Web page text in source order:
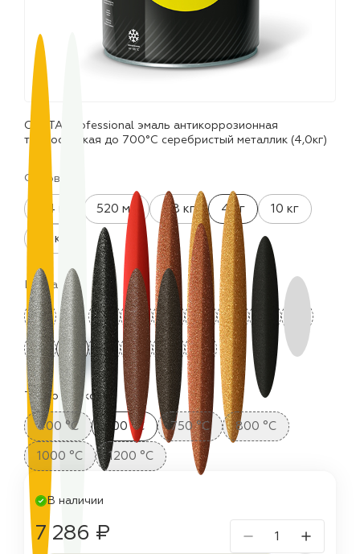
CERTA Professional эмаль антикоррозионная
термостойкая до 700°С серебристый металлик (4,0кг)
Фасовка:
0.4 кг 520 мл 0.8 кг 4 кг
10 кг
25 кг
Цвета:
Термостойкость:
400 °C 700 °C 750 °C
800 °C
1000 °C
1200 °C
В наличии
7 286 ₽